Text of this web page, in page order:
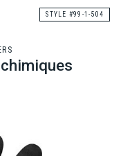
STYLE #99-1-504